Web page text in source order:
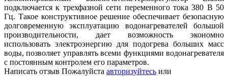
подключается к трехфазной сети переменного тока 380 В 50
Гц. Такое конструктивное решение обеспечивает безопасную
долговременную эксплуатацию водонагревателей большой
производительности, дает возможность экономно
использовать электроэнергию для подогрева больших масс
воды, позволяет управлять всеми функциями водонагревателя
с постоянным контролем его параметров.
Написать отзыв Пожалуйста авторизуйтесь или